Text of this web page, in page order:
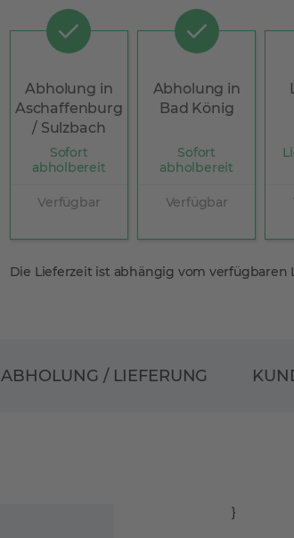
Abholung in
Aschaffenburg
/ Sulzbach
Sofort
abholbereit
Verfügbar
Abholung in
Bad König
Sofort
abholbereit
Verfügbar
Die Lieferzeit ist abhängig vom verfügbaren
}
ABHOLUNG / LIEFERUNG